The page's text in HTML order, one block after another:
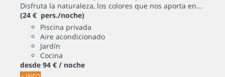
Disfruta la naturaleza, los colores que nos aporta en...
(24 € pers./noche)
Piscina privada
Aire acondicionado
Jardín
Cocina
desde 94 € / noche